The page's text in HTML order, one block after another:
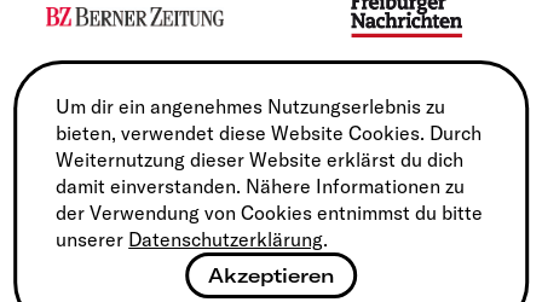
Um dir ein angenehmes Nutzungserlebnis zu
bieten, verwendet diese Website Cookies. Durch
Weiternutzung dieser Website erklärst du dich
damit einverstanden. Nähere Informationen zu
der Verwendung von Cookies entnimmst du bitte
unserer Datenschutzerklärung.
Akzeptieren